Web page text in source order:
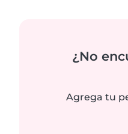
¿No
Agrega tu